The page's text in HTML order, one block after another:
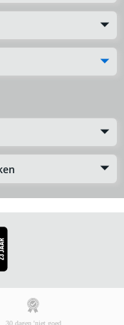
30 dagen 'niet goed